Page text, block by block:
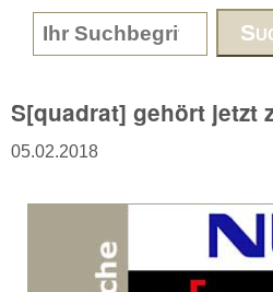
Search form
S[quadrat] gehört jetzt
05.02.2018